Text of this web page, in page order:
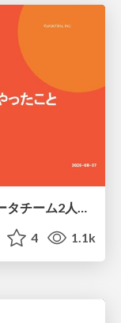
社内の7割が使うデータ基盤を、 データチーム2人で回すためにやったこと
4 1.1k